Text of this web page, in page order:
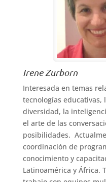
Irene Zurborn
Interesada en temas
tecnologías educativas,
diversidad, la
el arte de las
posibilidades.
coordinación de
conocimiento y
Latinoamérica y África.